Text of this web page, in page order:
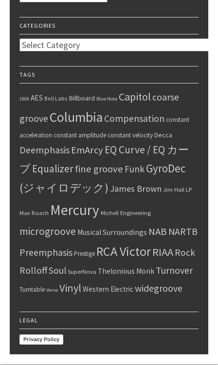
CATEGORIES
Categories
TAGS
1968 AES Bell Labs Billboard Blue Note Capitol coarse
groove Columbia Compensation constant
acceleration constant amplitude constant velocityDecca
Deemphasis EmArcyEQ Curve / EQ カー
ブEqualizerfine groove FunkGyroDec
(ジャイロデック) James Brown Jim Hall LP
Max Roach Mercury Michell Engineering
microgroove Musical Surroundings NAB NARTB
PreemphasisPrestige RCA VictorRIAA Rock
RolloffSoul SuperNova Thelonious Monk Turnover
Turntable Verve Vinyl Western Electricwidegroove
LEGAL
Privacy Policy